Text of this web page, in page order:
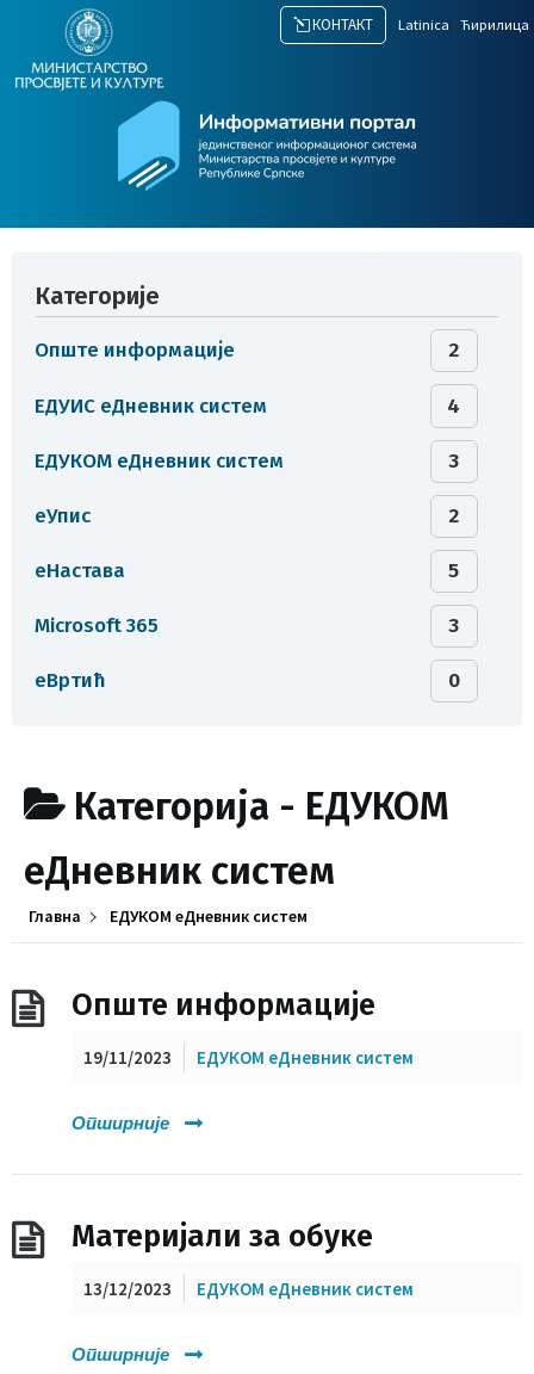
КОНТАКТ Latinica | Ћирилица
Категорије
Опште информације 2
ЕДУИС еДневник систем 4
ЕДУКОМ еДневник систем 3
еУпис 2
еНастава 5
Microsoft 365 3
еВртић 0
Категорија - ЕДУКОМ
еДневник систем
Главна ЕДУКОМ еДневник систем
Опште информације
19/11/2023 ЕДУКОМ еДневник систем
Опширније
Материјали за обуке
13/12/2023 ЕДУКОМ еДневник систем
Опширније